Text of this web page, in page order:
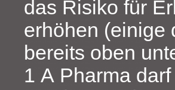
das Risiko für
erhöhen (einige
bereits oben
1 A Pharma